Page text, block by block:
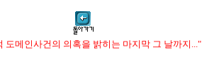
도메인사건의 의혹을 밝히는 마지막 그 날까지..."